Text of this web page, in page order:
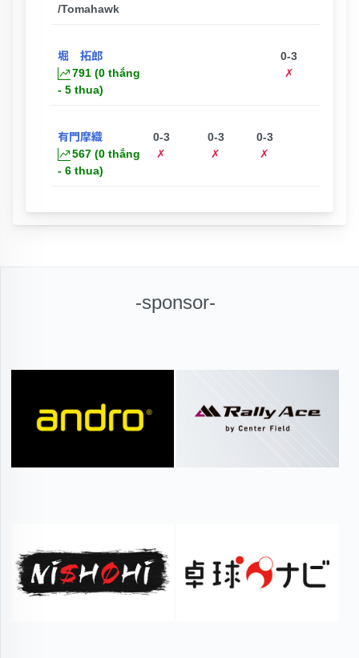
/Tomahawk
堀 拓郎
791 (0 thắng
- 5 thua)
0-3
✗
有門摩織
567 (0 thắng
- 6 thua)
0-3
✗
0-3
✗
0-3
✗
-sponsor-